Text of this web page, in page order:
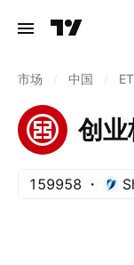
市场 中国
创业
159958